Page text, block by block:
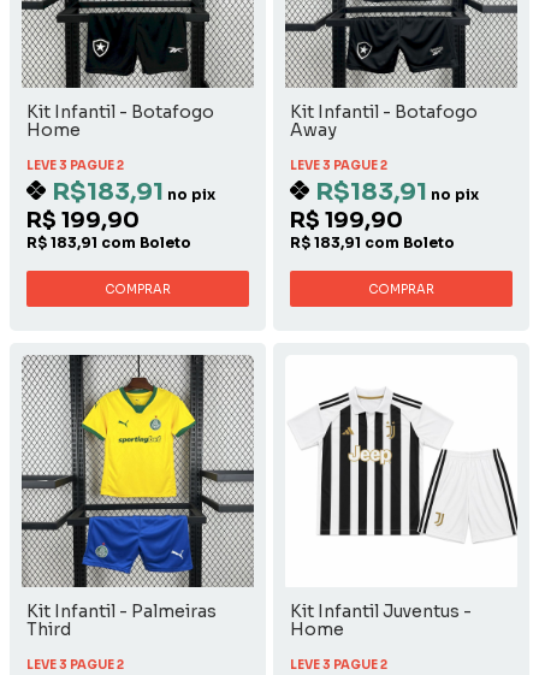
Kit Infantil - Botafogo
Home
LEVE 3 PAGUE 2
R$183,91 no pix
R$ 199,90
R$ 183,91 com Boleto
COMPRAR
Kit Infantil - Botafogo
Away
LEVE 3 PAGUE 2
R$183,91 no pix
R$ 199,90
R$ 183,91 com Boleto
COMPRAR
Kit Infantil - Palmeiras
Third
LEVE 3 PAGUE 2
Kit Infantil Juventus -
Home
LEVE 3 PAGUE 2